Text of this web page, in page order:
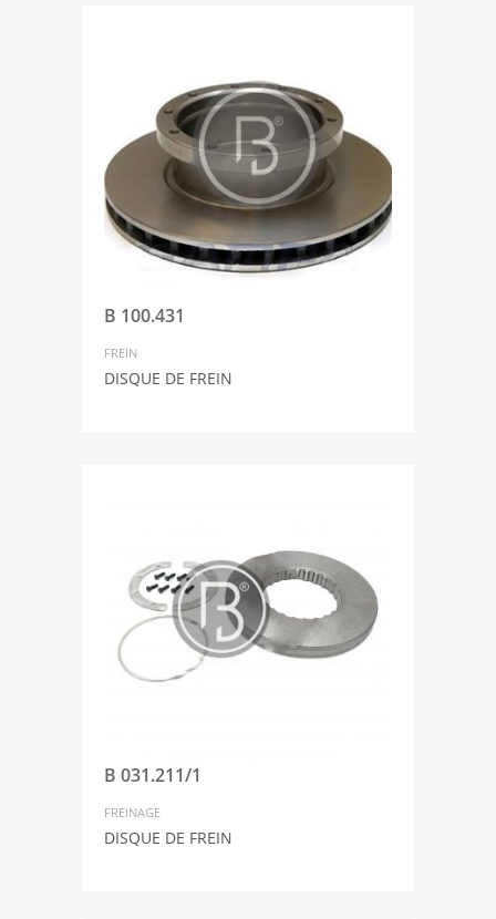
B 100.431
FREIN
DISQUE DE FREIN
B 031.211/1
FREINAGE
DISQUE DE FREIN